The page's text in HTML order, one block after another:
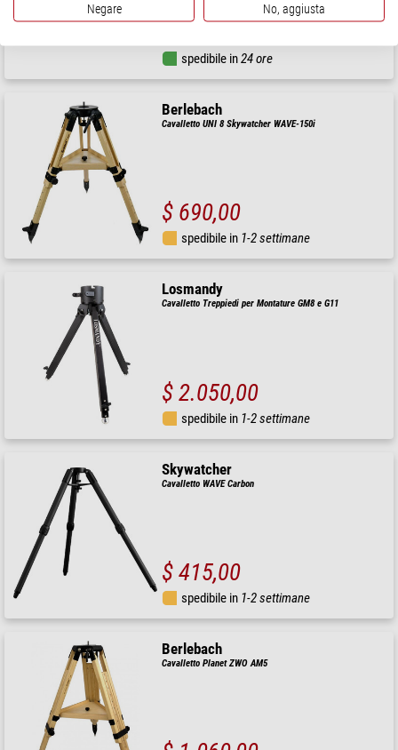
spedibile in24 ore
Berlebach
Cavalletto UNI 8 Skywatcher WAVE-150i
$ 690,00
spedibile in 1-2 settimane
Losmandy
Cavalletto Treppiedi per Montature GM8 e G11
$ 2.050,00
spedibile in 1-2 settimane
Skywatcher
Cavalletto WAVE Carbon
$ 415,00
spedibile in 1-2 settimane
Berlebach
Cavalletto Planet ZWO AM5
Negare No, aggiusta